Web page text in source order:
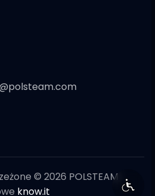
© 2026 POLSTEAM
know.it